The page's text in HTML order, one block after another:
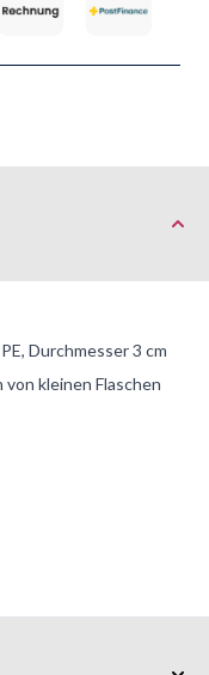
Durchmesser 3 cm
kleinen Flaschen